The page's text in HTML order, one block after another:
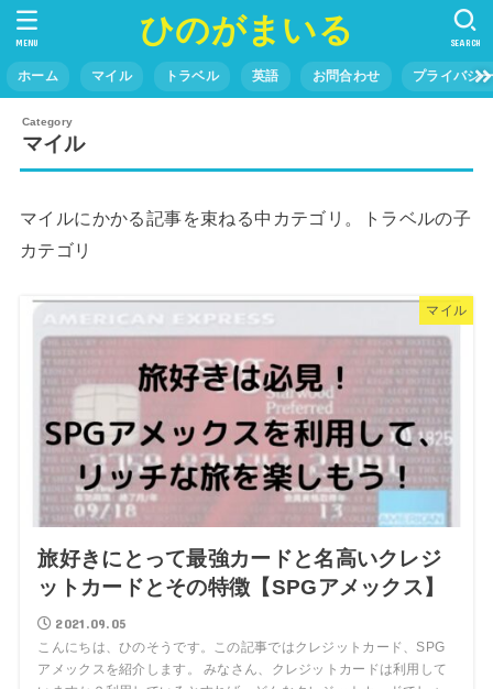
ひのがまいる
ホーム マイル トラベル 英語 お問合わせ プライバシ
SEARCH
MENU
マイル
マイルにかかる記事を束ねる中カテゴリ。トラベルの子
カテゴリ
マイル
旅好きにとって最強カードと名高いクレジ
ットカードとその特徴【SPGアメックス】
2021.09.05
こんにちは、ひのそうです。この記事ではクレジットカード、SPG
アメックスを紹介します。 みなさん、クレジットカードは利用して